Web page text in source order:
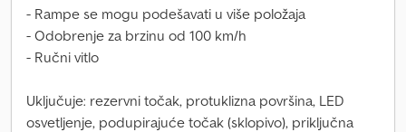
- Rampe se mogu podešavati u više položaja
- Odobrenje za brzinu od 100 km/h
- Ručni vitlo
Uključuje: rezervni točak, protuklizna površina, LED
osvetljenje, podupirajuće točak (sklopivo), priključna